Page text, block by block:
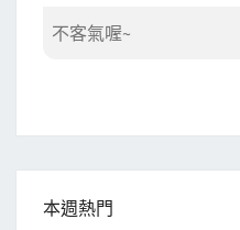
不客氣喔~
本週熱門